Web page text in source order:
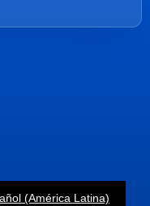
(América Latina)